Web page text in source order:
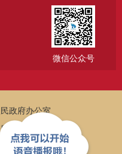
微信公众号
政府办公室
务和数据管理局